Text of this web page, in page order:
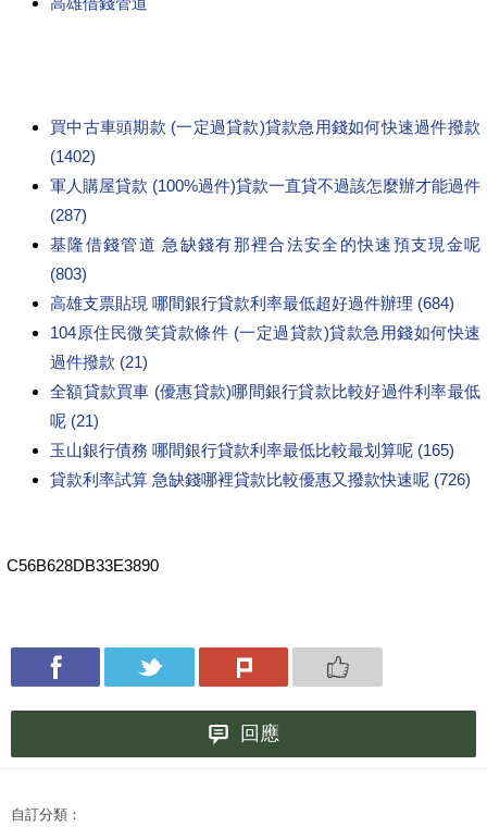
買中古車頭期款 (一定過貸款)貸款急用錢如何快速過件撥款
(1402)
軍人購屋貸款 (100%過件)貸款一直貸不過該怎麼辦才能過件
(287)
基隆借錢管道 急缺錢有那裡合法安全的快速預支現金呢
(803)
高雄支票貼現 哪間銀行貸款利率最低超好過件辦理 (684)
104原住民微笑貸款條件 (一定過貸款)貸款急用錢如何快速
過件撥款 (21)
全額貸款買車 (優惠貸款)哪間銀行貸款比較好過件利率最低
呢 (21)
玉山銀行債務 哪間銀行貸款利率最低比較最划算呢 (165)
貸款利率試算 急缺錢哪裡貸款比較優惠又撥款快速呢 (726)
C56B628DB33E3890
回應
自訂分類：